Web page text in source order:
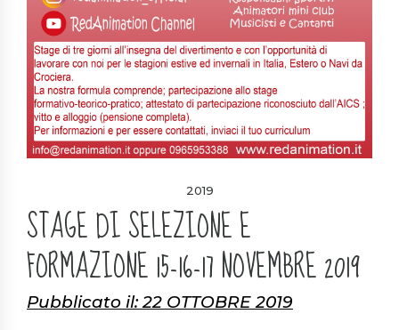
2019
STAGE DI SELEZIONE E
FORMAZIONE 15-16-17 NOVEMBRE 2019
Pubblicato il: 22 OTTOBRE 2019